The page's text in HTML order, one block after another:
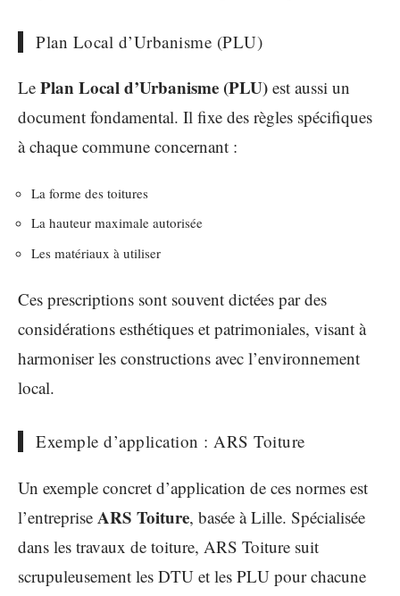
Plan Local d’Urbanisme (PLU)
Le Plan Local d’Urbanisme (PLU) est aussi un
document fondamental. Il fixe des règles spécifiques
à chaque commune concernant :
La forme des toitures
La hauteur maximale autorisée
Les matériaux à utiliser
Ces prescriptions sont souvent dictées par des
considérations esthétiques et patrimoniales, visant à
harmoniser les constructions avec l’environnement
local.
Exemple d’application : ARS Toiture
Un exemple concret d’application de ces normes est
l’entreprise ARS Toiture, basée à Lille. Spécialisée
dans les travaux de toiture, ARS Toiture suit
scrupuleusement les DTU et les PLU pour chacune